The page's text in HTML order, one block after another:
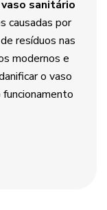
sanitário
causadas por
resíduos nas
modernos e
o vaso